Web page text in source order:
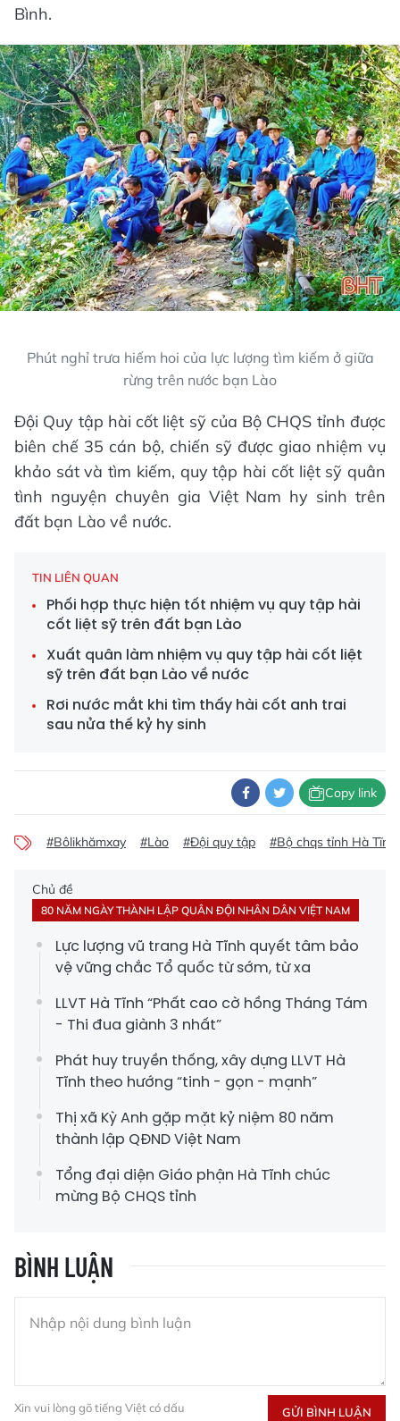
Bình.
Phút nghỉ trưa hiếm hoi của lực lượng tìm kiếm ở giữa
rừng trên nước bạn Lào
Đội Quy tập hài cốt liệt sỹ của Bộ CHQS tỉnh được
biên chế 35 cán bộ, chiến sỹ được giao nhiệm vụ
khảo sát và tìm kiếm, quy tập hài cốt liệt sỹ quân
tình nguyện chuyên gia Việt Nam hy sinh trên
đất bạn Lào về nước.
TIN LIÊN QUAN
Phối hợp thực hiện tốt nhiệm vụ quy tập hài
cốt liệt sỹ trên đất bạn Lào
Xuất quân làm nhiệm vụ quy tập hài cốt liệt
sỹ trên đất bạn Lào về nước
Rơi nước mắt khi tìm thấy hài cốt anh trai
sau nửa thế kỷ hy sinh
Copy link
#Bôlikhămxay #Lào #Đội quy tập #Bộ chqs tỉnh Hà Tĩnh
Chủ đề
80 NĂM NGÀY THÀNH LẬP QUÂN ĐỘI NHÂN DÂN VIỆT NAM
Lực lượng vũ trang Hà Tĩnh quyết tâm bảo
vệ vững chắc Tổ quốc từ sớm, từ xa
LLVT Hà Tĩnh “Phất cao cờ hồng Tháng Tám
- Thi đua giành 3 nhất”
Phát huy truyền thống, xây dựng LLVT Hà
Tĩnh theo hướng “tinh - gọn - mạnh”
Thị xã Kỳ Anh gặp mặt kỷ niệm 80 năm
thành lập QĐND Việt Nam
Tổng đại diện Giáo phận Hà Tĩnh chúc
mừng Bộ CHQS tỉnh
BÌNH LUẬN
Xin vui lòng gõ tiếng Việt có dấu GỬI BÌNH LUẬN